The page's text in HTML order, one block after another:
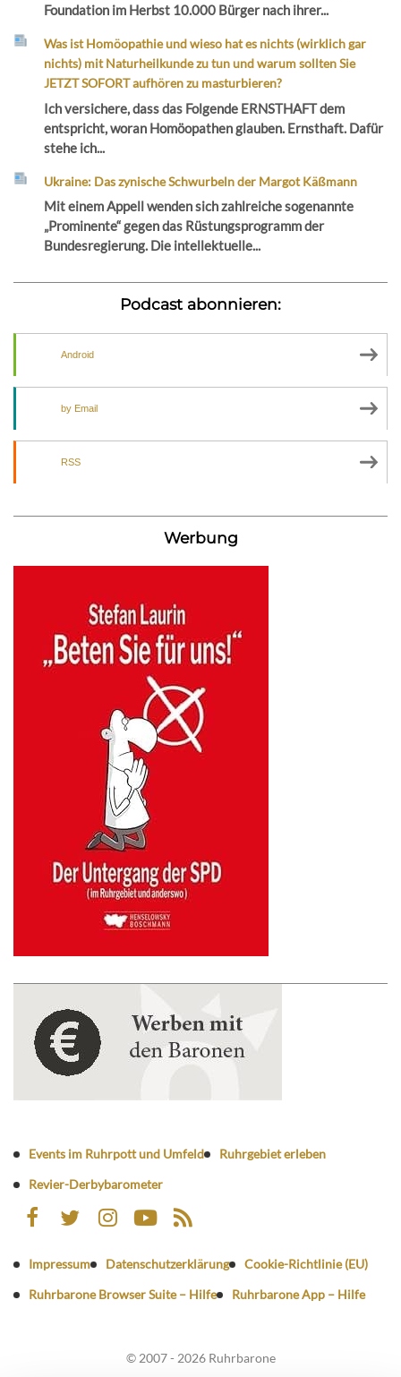
Foundation im Herbst 10.000 Bürger nach ihrer...
Was ist Homöopathie und wieso hat es nichts (wirklich gar
nichts) mit Naturheilkunde zu tun und warum sollten Sie
JETZT SOFORT aufhören zu masturbieren?
Ich versichere, dass das Folgende ERNSTHAFT dem
entspricht, woran Homöopathen glauben. Ernsthaft. Dafür
stehe ich...
Ukraine: Das zynische Schwurbeln der Margot Käßmann
Mit einem Appell wenden sich zahlreiche sogenannte
„Prominente“ gegen das Rüstungsprogramm der
Bundesregierung. Die intellektuelle...
Podcast abonnieren:
Android
by Email
RSS
Werbung
Events im Ruhrpott und Umfeld
Ruhrgebiet erleben
Revier-Derbybarometer
Impressum Datenschutzerklärung
Cookie-Richtlinie (EU)
Ruhrbarone Browser Suite – Hilfe
Ruhrbarone App – Hilfe
© 2007 - 2026 Ruhrbarone